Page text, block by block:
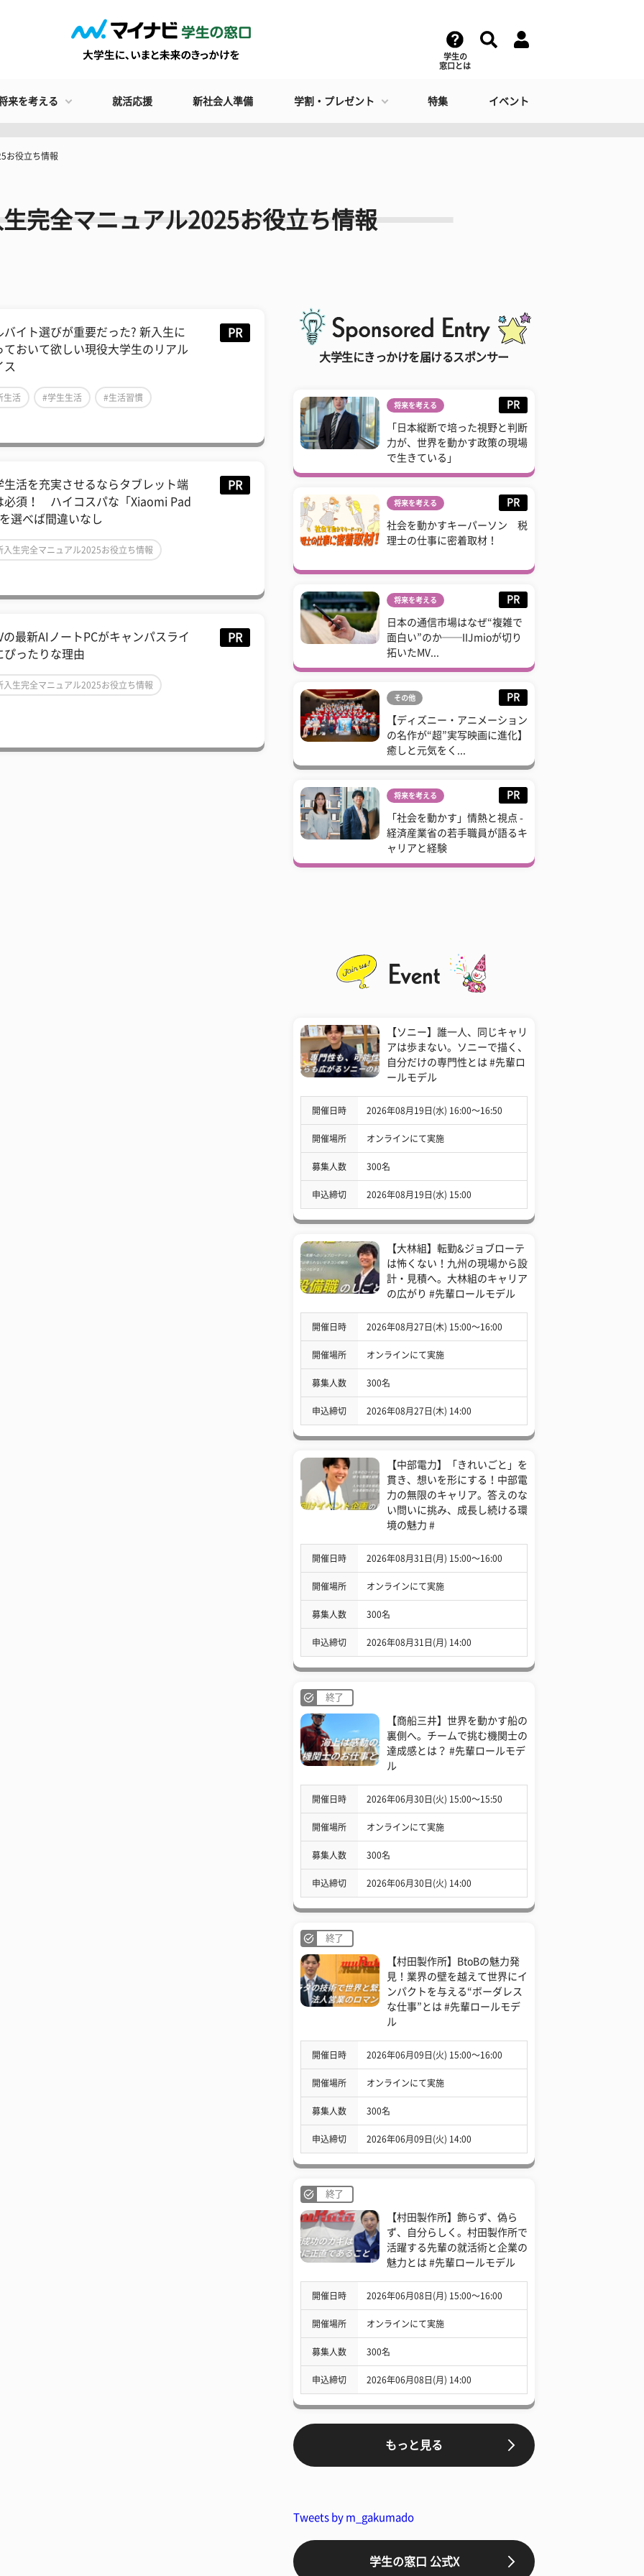
学生の
窓口とは
来を考える 就活応援 新社会人準備 学割・プレゼント 特集 イベント
お役立ち情報
完全マニュアル2025お役立ち情報
バイト選びが重要だった? 新入生に
ておいて欲しい現役大学生のリアル
ス
PR
生活 #学生生活 #生活習慣
生活を充実させるならタブレット端
必須！ ハイコスパな「Xiaomi Pad
選べば間違いなし
PR
入生完全マニュアル2025お役立ち情報
の最新AIノートPCがキャンパスライ
ぴったりな理由
PR
入生完全マニュアル2025お役立ち情報
大学生にきっかけを届けるスポンサー
将来を考える PR
「日本縦断で培った視野と判断
力が、世界を動かす政策の現場
で生きている」
将来を考える PR
社会を動かすキーパーソン 税
理士の仕事に密着取材！
将来を考える PR
日本の通信市場はなぜ“複雑で
面白い”のか──IIJmioが切り
拓いたMV...
その他 PR
【ディズニー・アニメーション
の名作が“超”実写映画に進化】
癒しと元気をく...
将来を考える PR
「社会を動かす」情熱と視点 -
経済産業省の若手職員が語るキ
ャリアと経験
【ソニー】誰一人、同じキャリ
アは歩まない。ソニーで描く、
自分だけの専門性とは #先輩ロ
ールモデル
開催日時 2026年08月19日(水) 16:00〜16:50
開催場所 オンラインにて実施
募集人数 300名
申込締切 2026年08月19日(水) 15:00
【大林組】転勤&ジョブローテ
は怖くない！九州の現場から設
計・見積へ。大林組のキャリア
の広がり #先輩ロールモデル
開催日時 2026年08月27日(木) 15:00〜16:00
開催場所 オンラインにて実施
募集人数 300名
申込締切 2026年08月27日(木) 14:00
【中部電力】「きれいごと」を
貫き、想いを形にする！中部電
力の無限のキャリア。答えのな
い問いに挑み、成長し続ける環
境の魅力 #
開催日時 2026年08月31日(月) 15:00〜16:00
開催場所 オンラインにて実施
募集人数 300名
申込締切 2026年08月31日(月) 14:00
終了
【商船三井】世界を動かす船の
裏側へ。チームで挑む機関士の
達成感とは？ #先輩ロールモデ
ル
開催日時 2026年06月30日(火) 15:00〜15:50
開催場所 オンラインにて実施
募集人数 300名
申込締切 2026年06月30日(火) 14:00
終了
【村田製作所】BtoBの魅力発
見！業界の壁を越えて世界にイ
ンパクトを与える“ボーダレス
な仕事”とは #先輩ロールモデ
ル
開催日時 2026年06月09日(火) 15:00〜16:00
開催場所 オンラインにて実施
募集人数 300名
申込締切 2026年06月09日(火) 14:00
終了
【村田製作所】飾らず、偽ら
ず、自分らしく。村田製作所で
活躍する先輩の就活術と企業の
魅力とは #先輩ロールモデル
開催日時 2026年06月08日(月) 15:00〜16:00
開催場所 オンラインにて実施
募集人数 300名
申込締切 2026年06月08日(月) 14:00
もっと見る
Tweets by m_gakumado
学生の窓口 公式X